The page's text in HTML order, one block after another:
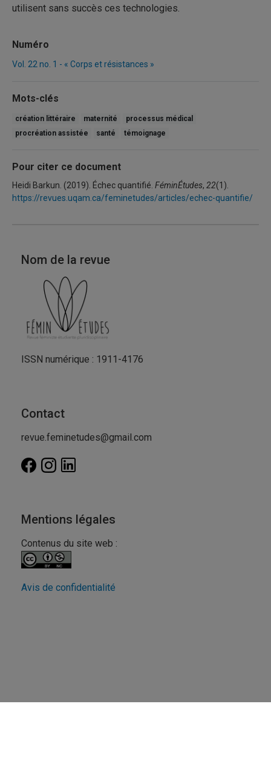
utilisent sans succès ces technologies.
Numéro
Vol. 22 no. 1 - « Corps et résistances »
Mots-clés
création littéraire maternité
processus médical
procréation assistée
santé témoignage
Pour citer ce document
Heidi Barkun. (2019). Échec quantifié. FéminÉtudes, 22(1).
https://revues.uqam.ca/feminetudes/articles/echec-quantifie/
Nom de la revue
ISSN numérique : 1911-4176
Contact
revue.feminetudes@gmail.com
Mentions légales
Contenus du site web :
Avis de confidentialité